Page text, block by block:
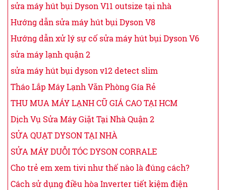
sửa máy hút bụi Dyson V11 outsize tại nhà
Hướng dẫn sửa máy hút bụi Dyson V8
Hướng dẫn xử lý sự cố sửa máy hút bụi Dyson V6
sửa máy lạnh quận 2
sửa máy hút bụi dyson v12 detect slim
Tháo Lắp Máy Lạnh Văn Phòng Gía Rẻ
THU MUA MÁY LẠNH CŨ GIÁ CAO TẠI HCM
Dịch Vụ Sửa Máy Giặt Tại Nhà Quận 2
SỬA QUẠT DYSON TẠI NHÀ
SỬA MÁY DUỖI TÓC DYSON CORRALE
Cho trẻ em xem tivi như thế nào là đúng cách?
Cách sử dụng điều hòa Inverter tiết kiệm điện